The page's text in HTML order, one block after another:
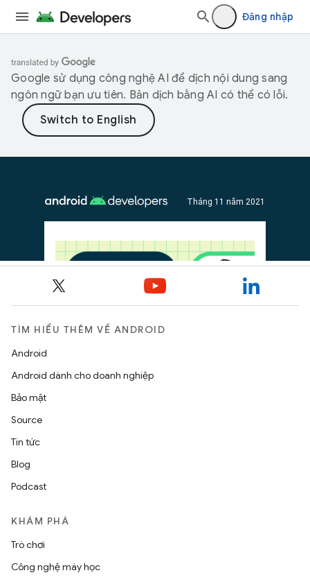
Đăng nhập
Google sử dụng công nghệ AI để dịch nội dung sang
ngôn ngữ bạn ưu tiên. Bản dịch bằng AI có thể có lỗi.
TÌM HIỂU THÊM VỀ ANDROID
Android
Android dành cho doanh nghiệp
Bảo mật
Source
Tin tức
Blog
Podcast
KHÁM PHÁ
Trò chơi
Công nghệ máy học